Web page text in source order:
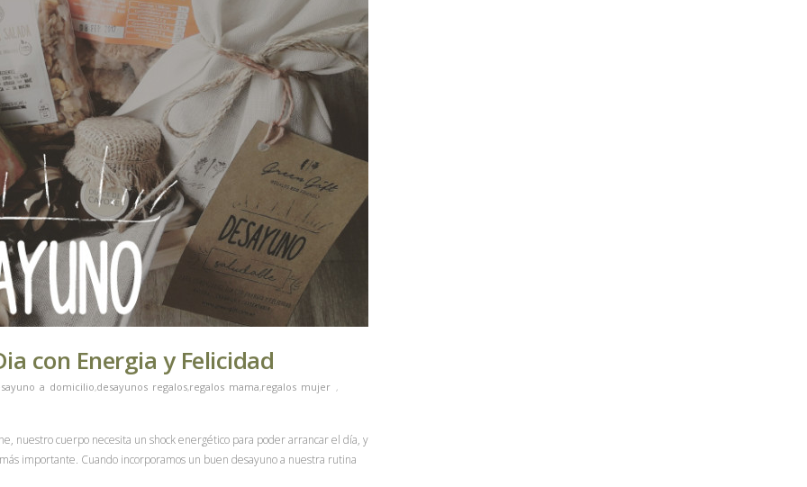
con Energia y Felicidad
a domicilio,desayunos regalos,regalos mama,regalos mujer ,
nuestro cuerpo necesita un shock energético para poder arrancar el día, y
importante. Cuando incorporamos un buen desayuno a nuestra rutina